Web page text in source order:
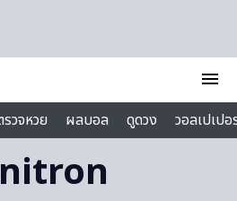
menu
รวจหวย ผลบอล ดูดวง
วอลเปเป